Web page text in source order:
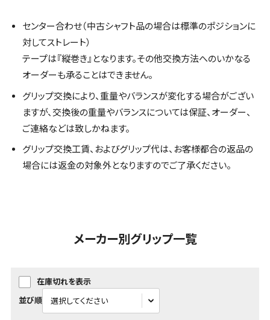
センター合わせ（中古シャフト品の場合は標準のポジションに
対してストレート）
テープは『縦巻き』となります。その他交換方法へのいかなる
オーダーも承ることはできません。
グリップ交換により、重量やバランスが変化する場合がござい
ますが、交換後の重量やバランスについては保証、オーダー、
ご連絡などは致しかねます。
グリップ交換工賃、およびグリップ代は、お客様都合の返品の
場合には返金の対象外となりますのでご了承ください。
メーカー別グリップ一覧
在庫切れを表示
並び順